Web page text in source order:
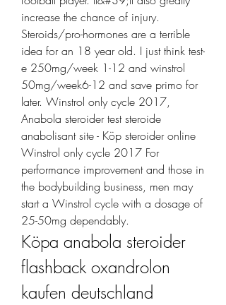
increase the chance of injury.
Steroids/pro-hormones are a terrible
idea for an 18 year old. I just think test-
e 250mg/week 1-12 and winstrol
50mg/week6-12 and save primo for
later. Winstrol only cycle 2017,
Anabola steroider test steroide
anabolisant site - Köp steroider online
Winstrol only cycle 2017 For
performance improvement and those in
the bodybuilding business, men may
start a Winstrol cycle with a dosage of
25-50mg dependably.
Köpa anabola steroider
flashback oxandrolon
kaufen deutschland